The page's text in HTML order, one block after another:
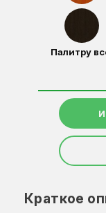
Палитру
Краткое